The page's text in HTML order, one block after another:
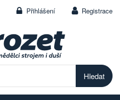
Přihlášení Registrace